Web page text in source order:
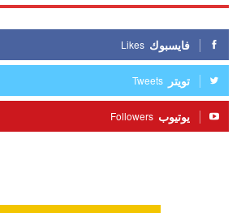
فايسبوك Likes
تويتر Tweets
يوتيوب Followers